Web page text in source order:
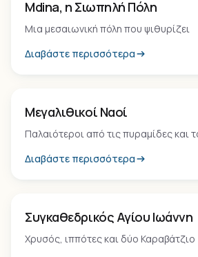
Mdina, η Σιωπηλή Πόλη
Μια μεσαιωνική πόλη που ψιθυρίζει
Διαβάστε περισσότερα
Μεγαλιθικοί Ναοί
Παλαιότεροι από τις πυραμίδες και
Διαβάστε περισσότερα
Συγκαθεδρικός Αγίου Ιωάννη
Χρυσός, ιππότες και δύο Καραβάτζιο